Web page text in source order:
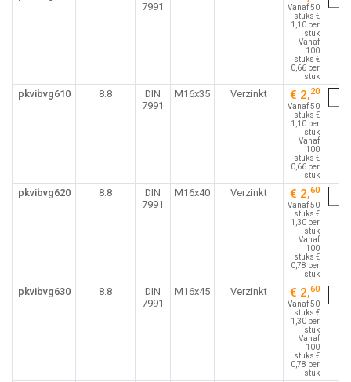
7991
Vanaf 50
stuks €
1,10 per
stuk
Vanaf
100
stuks €
0,66 per
stuk
pkvibvg610 8.8
DIN
7991
M16x35 Verzinkt € 2,20
Vanaf 50
stuks €
1,10 per
stuk
Vanaf
100
stuks €
0,66 per
stuk
pkvibvg620 8.8
DIN
7991
M16x40 Verzinkt € 2,60
Vanaf 50
stuks €
1,30 per
stuk
Vanaf
100
stuks €
0,78 per
stuk
pkvibvg630 8.8
DIN
7991
M16x45 Verzinkt € 2,60
Vanaf 50
stuks €
1,30 per
stuk
Vanaf
100
stuks €
0,78 per
stuk